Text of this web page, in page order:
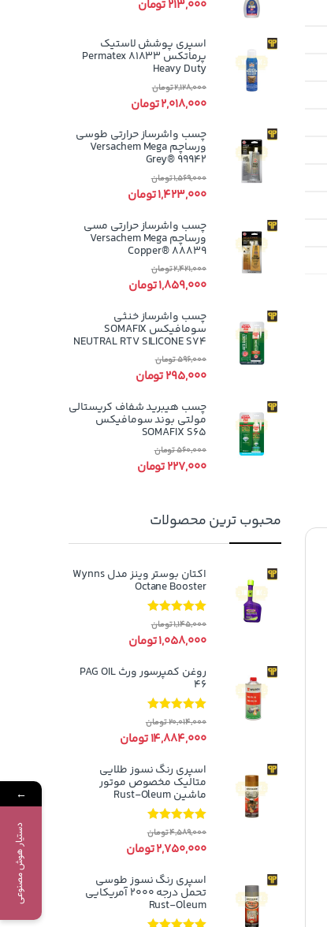
213,000تومان
اسپری پوشش لاستیک
پرماتکس Permatex 81833
Heavy Duty
2,018,000تومان
2,128,000تومان
چسب واشرساز حرارتی طوسی
ورساچم Versachem Mega
Grey® 99942
1,423,000تومان
1,569,000تومان
چسب واشرساز حرارتی مسی
ورساچم Versachem Mega
Copper® 88839
1,859,000تومان
2,421,000تومان
چسب واشرساز خنثی
سومافیکس SOMAFIX
NEUTRAL RTV SILICONE S74
295,000تومان
596,000تومان
چسب هیبرید شفاف کریستالی
مولتی بوند سومافیکس
SOMAFIX S65
227,000تومان
560,000تومان
محبوب ترین محصولات
اکتان بوستر وینز مدل Wynns
Octane Booster
نمره5.00از
1,058,000تومان
1,145,000تومان
روغن کمپرسور ورث PAG OIL
46
نمره5.00از
14,884,000تومان
20,014,000تومان
اسپری رنگ نسوز طلایی
متالیک مخصوص موتور
ماشین Rust-Oleum
نمره5.00از
2,750,000تومان
4,589,000تومان
اسپری رنگ نسوز طوسی
تحمل درجه ۲۰۰۰ آمریکایی
Rust-Oleum
←
دستیار هوش مصنوعی